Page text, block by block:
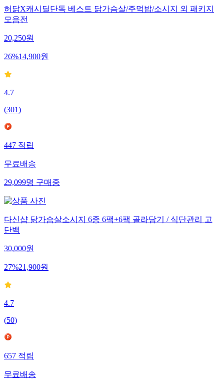
허닭X캐시딜단독 베스트 닭가슴살/주먹밥/소시지 외 패키지
모음전
20,250원
26%14,900원
4.7
(301)
447 적립
무료배송
29,099명 구매중
다신샵 닭가슴살소시지 6종 6팩+6팩 골라담기 / 식단관리 고
단백
30,000원
27%21,900원
4.7
(50)
657 적립
무료배송